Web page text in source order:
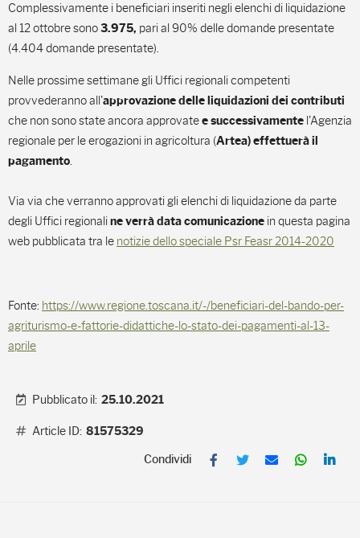
Complessivamente i beneficiari inseriti negli elenchi di liquidazione
al 12 ottobre sono3.975, pari al 90% delle domande presentate
(4.404 domande presentate).
Nelle prossime settimane gli Uffici regionali competenti
provvederanno all'approvazione delle liquidazioni dei contributi
che non sono state ancora approvatee successivamente l'Agenzia
regionale per le erogazioni in agricoltura (Artea) effettuerà il
pagamento.
Via via che verranno approvati gli elenchi di liquidazione da parte
degli Uffici regionaline verrà datacomunicazione in questa pagina
web pubblicata tra le notizie dello speciale Psr Feasr 2014-2020
Fonte: https://www.regione.toscana.it/-/beneficiari-del-bando-per-
agriturismo-e-fattorie-didattiche-lo-stato-dei-pagamenti-al-13-
aprile
Pubblicato il: 25.10.2021
Article ID: 81575329
w
m
W